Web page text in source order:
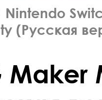
Nintendo
(Русская
Maker